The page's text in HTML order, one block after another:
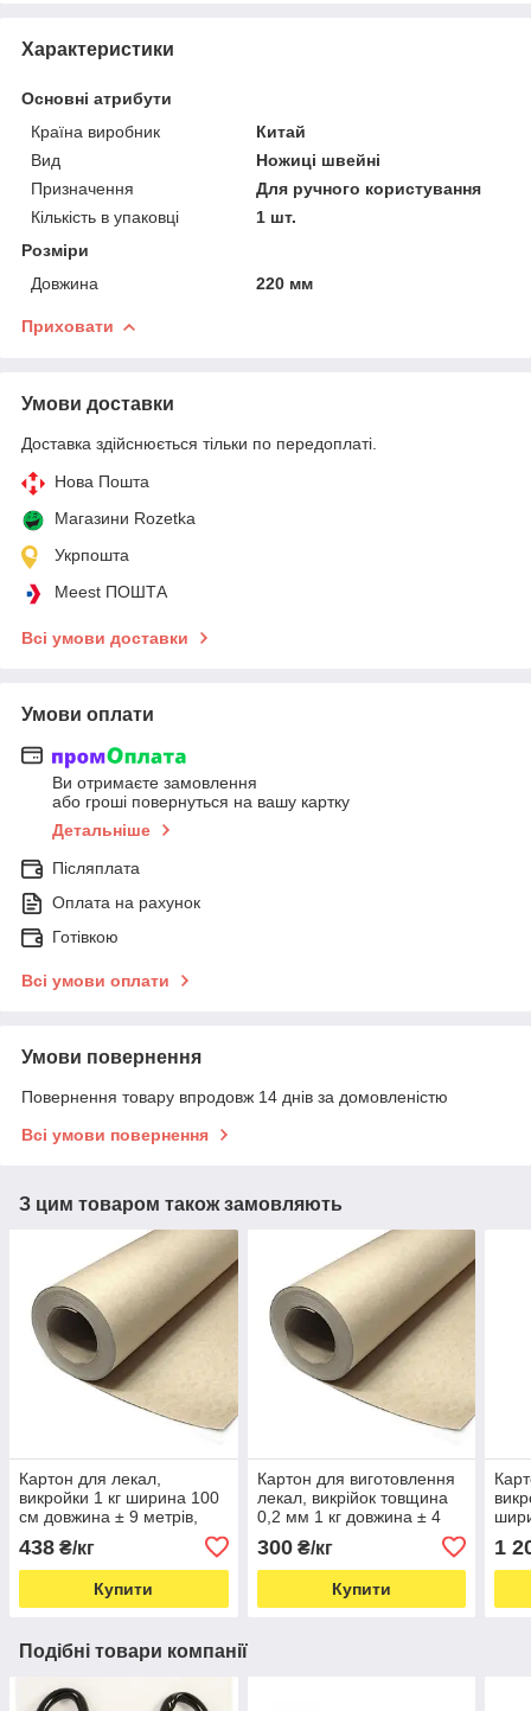
Характеристики
Основні атрибути
Країна виробник
Китай
Вид
Ножиці швейні
Призначення
Для ручного користування
Кількість в упаковці
1 шт.
Розміри
Довжина
220 мм
Приховати
Умови доставки
Доставка здійснюється тільки по передоплаті.
Нова Пошта
Магазини Rozetka
Укрпошта
Meest ПОШТА
Всі умови доставки
Умови оплати
Ви отримаєте замовлення
або гроші повернуться на вашу картку
Детальніше
Післяплата
Оплата на рахунок
Готівкою
Всі умови оплати
Умови повернення
Повернення товару впродовж 14 днів за домовленістю
Всі умови повернення
З цим товаром також замовляють
Картон для лекал,
викройки 1 кг ширина 100
см довжина ± 9 метрів,
438 ₴/кг
Купити
Картон для виготовлення
лекал, викрійок товщина
0,2 мм 1 кг довжина ± 4
(5688)
300₴/кг
Купити
1
Подібні товари компанії